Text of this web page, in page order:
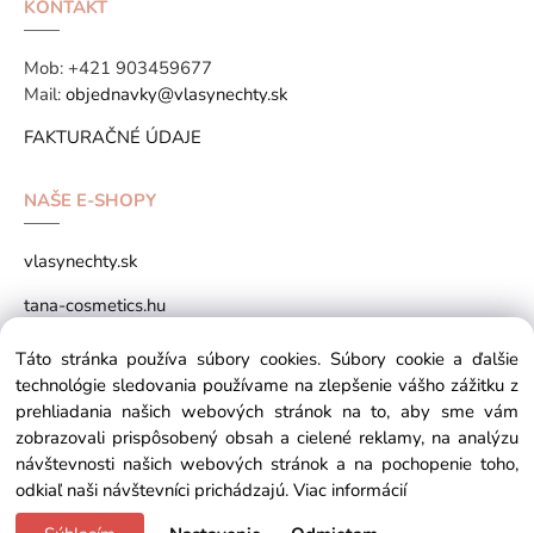
KONTAKT
Mob: +421 903459677
Mail: objednavky@vlasynechty.sk
FAKTURAČNÉ ÚDAJE
NAŠE E-SHOPY
vlasynechty.sk
tana-cosmetics.hu
tana-cosmetics.sk
Copyright © 2026 vlasynechty.sk All rights reserved
Táto stránka používa súbory cookies. Súbory cookie a ďalšie
technológie sledovania používame na zlepšenie vášho zážitku z
prehliadania našich webových stránok na to, aby sme vám
zobrazovali prispôsobený obsah a cielené reklamy, na analýzu
návštevnosti našich webových stránok a na pochopenie toho,
odkiaľ naši návštevníci prichádzajú. Viac informácií